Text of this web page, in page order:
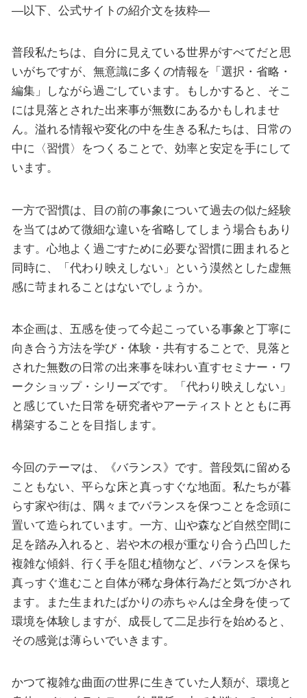
—以下、公式サイトの紹介文を抜粋—
普段私たちは、自分に見えている世界がすべてだと思
いがちですが、無意識に多くの情報を「選択・省略・
編集」しながら過ごしています。もしかすると、そこ
には見落とされた出来事が無数にあるかもしれませ
ん。溢れる情報や変化の中を生きる私たちは、日常の
中に〈習慣〉をつくることで、効率と安定を手にして
います。
一方で習慣は、目の前の事象について過去の似た経験
を当てはめて微細な違いを省略してしまう場合もあり
ます。心地よく過ごすために必要な習慣に囲まれると
同時に、「代わり映えしない」という漠然とした虚無
感に苛まれることはないでしょうか。
本企画は、五感を使って今起こっている事象と丁寧に
向き合う方法を学び・体験・共有することで、見落と
された無数の日常の出来事を味わい直すセミナー・ワ
ークショップ・シリーズです。「代わり映えしない」
と感じていた日常を研究者やアーティストとともに再
構築することを目指します。
今回のテーマは、《バランス》です。普段気に留める
こともない、平らな床と真っすぐな地面。私たちが暮
らす家や街は、隅々までバランスを保つことを念頭に
置いて造られています。一方、山や森など自然空間に
足を踏み入れると、岩や木の根が重なり合う凸凹した
複雑な傾斜、行く手を阻む植物など、バランスを保ち
真っすぐ進むこと自体が稀な身体行為だと気づかされ
ます。また生まれたばかりの赤ちゃんは全身を使って
環境を体験しますが、成長して二足歩行を始めると、
その感覚は薄らいでいきます。
かつて複雑な曲面の世界に生きていた人類が、環境と